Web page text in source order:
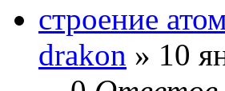
строение
drakon » 10